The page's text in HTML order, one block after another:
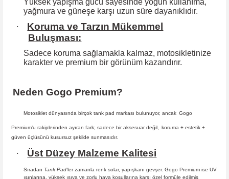
yağmura ve güneşe karşı uzun süre dayanıklıdır.
·
Koruma ve Tarzın Mükemmel
Buluşması:
Sadece koruma sağlamakla kalmaz, motosikletinize
karakter ve premium bir görünüm kazandırır.
Neden Gogo Premium?
Motosiklet dünyasında birçok tank pad markası bulunuyor, ancak Gogo
Premium’u rakiplerinden ayıran fark; sadece bir aksesuar değil,
koruma + estetik +
güven üçlüsünü kusursuz şekilde sunmasıdır.
· Üst Düzey Malzeme Kalitesi
Sıradan Tank Pad’ler zamanla renk solar, yapışkanı gevşer. Gogo Premium ise UV
ışınlarına, yüksek ısıya ve zorlu hava koşullarına karşı özel formüle edilmiş